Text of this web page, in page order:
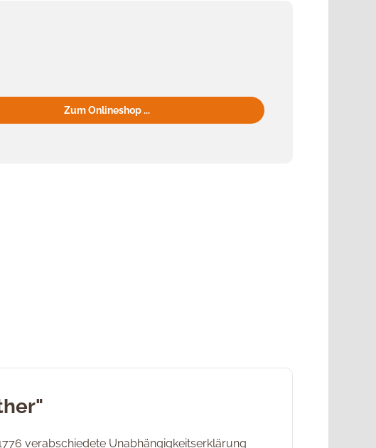
Zum Onlineshop ...
verabschiedete Unabhängigkeitserklärung